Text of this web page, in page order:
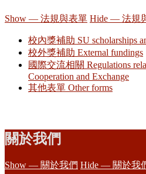
Show — 法規與表單 Hide — 法規
校內獎補助 SU scholarships
校外獎補助 External fundings
國際交流相關 Regulations
Cooperation and Exchange
其他表單 Other forms
關於我們
Show — 關於我們 Hide — 關於我